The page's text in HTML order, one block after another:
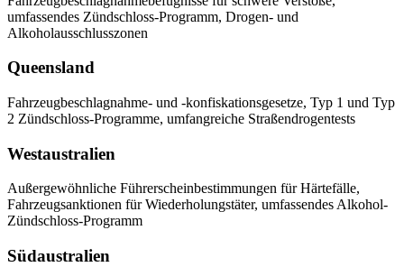
umfassendes Zündschloss-Programm, Drogen- und
Alkoholausschlusszonen
Queensland
Fahrzeugbeschlagnahme- und -konfiskationsgesetze, Typ 1 und Typ
2 Zündschloss-Programme, umfangreiche Straßendrogentests
Westaustralien
Außergewöhnliche Führerscheinbestimmungen für Härtefälle,
Fahrzeugsanktionen für Wiederholungstäter, umfassendes Alkohol-
Zündschloss-Programm
Südaustralien